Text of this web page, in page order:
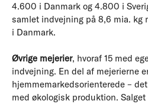
4.600 i Danmark og 4.800 i
samlet indvejning på 8,6 mia.
i Danmark.
Øvrige mejerier, hvoraf 15 med
indvejning. En del af mejerierne
hjemmemarkedsorienterede –
med økologisk produktion.